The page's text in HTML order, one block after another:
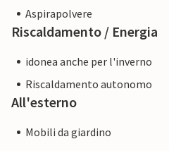
Aspirapolvere
Riscaldamento / Energia
idonea anche per l'inverno
Riscaldamento autonomo
All'esterno
Mobili da giardino